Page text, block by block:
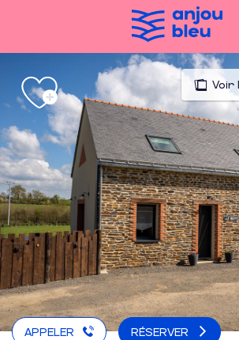
Voir
APPELER RÉSERVER